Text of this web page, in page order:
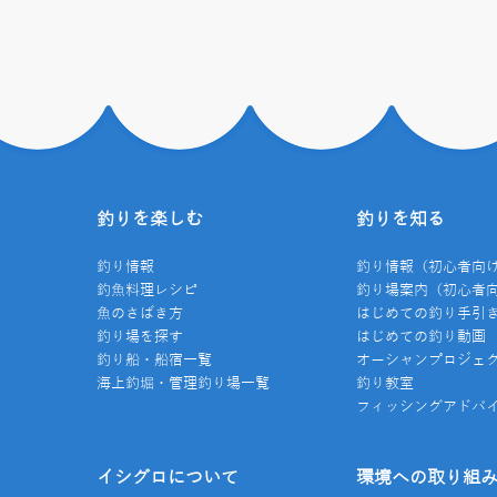
釣りを楽しむ
釣り情報
釣魚料理レシピ
魚のさばき方
釣り場を探す
釣り船・船宿一覧
海上釣堀・管理釣り場一覧
釣りを知る
釣り情報（初心者向
釣り場案内（初心者
はじめての釣り手引
はじめての釣り動画
オーシャンプロジェ
釣り教室
フィッシングアドバ
イシグロについて 環境への取り組み